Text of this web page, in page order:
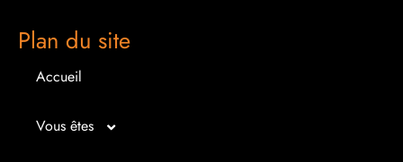
Plan du site
Accueil
Vous êtes